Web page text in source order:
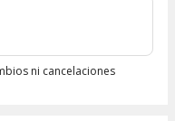
ni cancelaciones